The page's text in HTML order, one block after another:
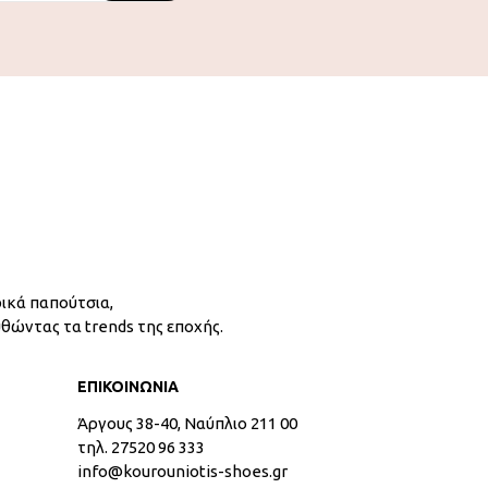
παπούτσια,
τα trends της εποχής.
ΕΠΙΚΟΙΝΩΝΙΑ
Άργους 38-40, Ναύπλιο 211 00
τηλ. 27520 96 333
info@kourouniotis-shoes.gr